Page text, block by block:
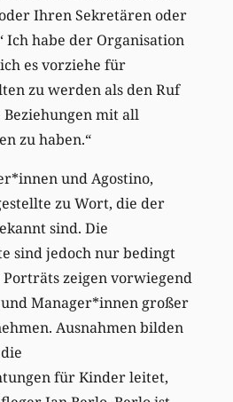
Ihren Sekretären oder
Ich habe der Organisation
es vorziehe für
zu werden als den Ruf
mitall
zu haben.“
und Agostino,
zu Wort, die der
sind. Die
sindjedochnur bedingt
zeigen vorwiegend
undManager*innen großer
. Ausnahmen bilden
für Kinder leitet,